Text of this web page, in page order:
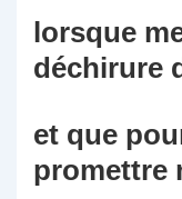
lorsque
déchirure
et que
promettre